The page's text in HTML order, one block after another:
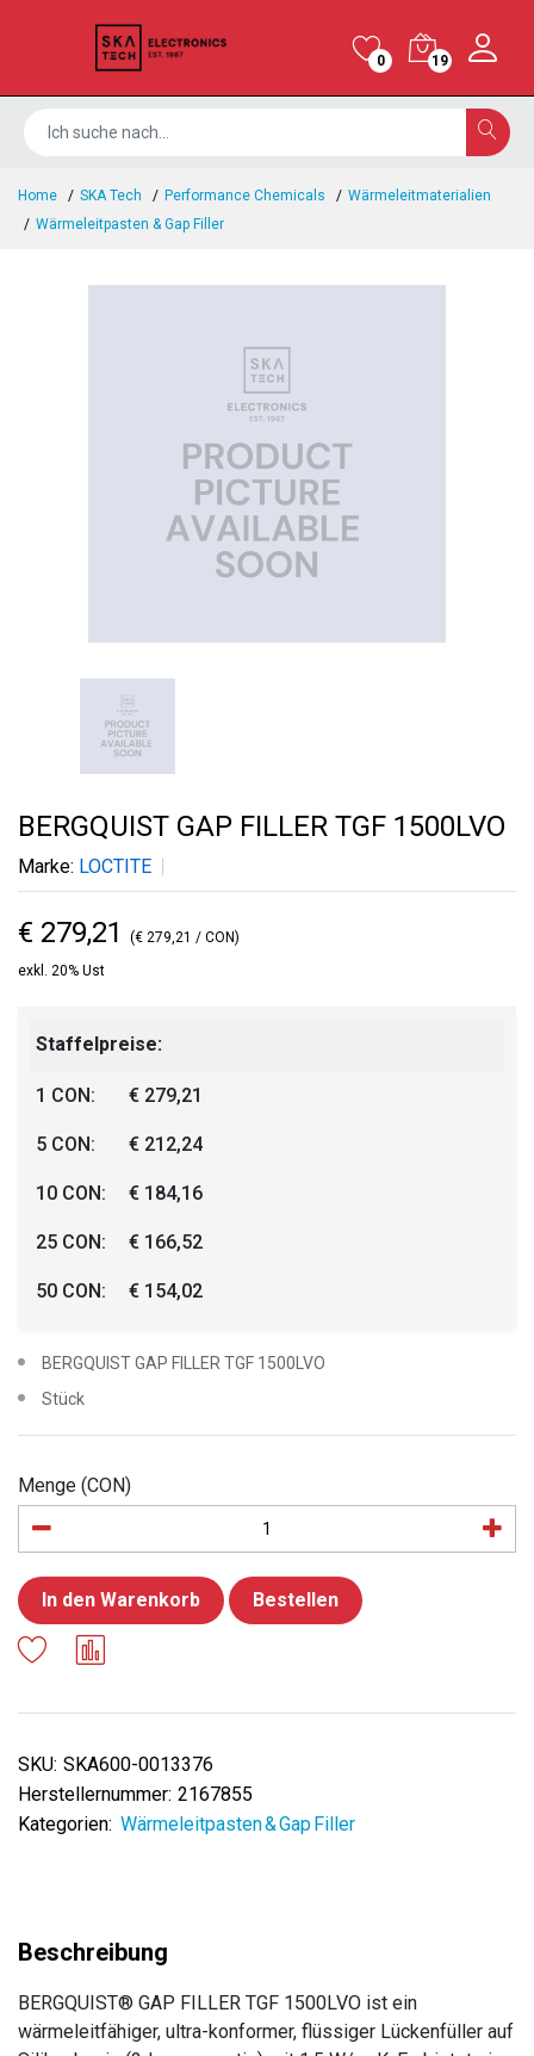
0 19
Home SKA Tech Performance Chemicals
Wärmeleitmaterialien
Wärmeleitpasten & Gap Filler
BERGQUIST GAP FILLER TGF 1500LVO
Marke: LOCTITE
€ 279,21
(€ 279,21 / CON)
exkl. 20% Ust
Staffelpreise:
1 CON: € 279,21
5 CON: € 212,24
10 CON: € 184,16
25 CON: € 166,52
50 CON: € 154,02
BERGQUIST GAP FILLER TGF 1500LVO
Stück
Menge (CON)
In den Warenkorb Bestellen
SKU: SKA600-0013376
Herstellernummer: 2167855
Kategorien: Wärmeleitpasten & Gap Filler
BERGQUIST® GAP FILLER TGF 1500LVO ist ein
wärmeleitfähiger, ultra-konformer, flüssiger Lückenfüller auf